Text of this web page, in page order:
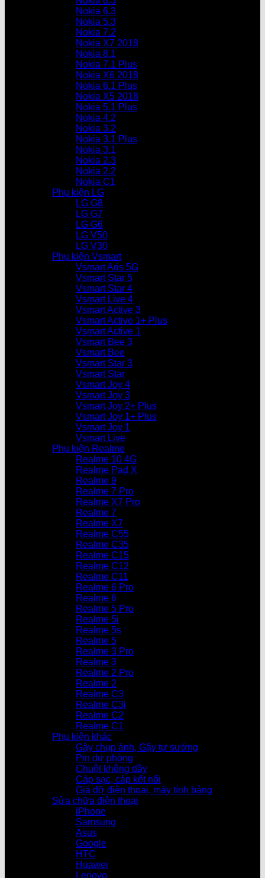
Nokia 6.3
Nokia 5.3
Nokia 7.2
Nokia X7 2018
Nokia 8.1
Nokia 7.1 Plus
Nokia X6 2018
Nokia 6.1 Plus
Nokia X5 2018
Nokia 5.1 Plus
Nokia 4.2
Nokia 3.2
Nokia 3.1 Plus
Nokia 3.1
Nokia 2.3
Nokia 2.2
Nokia C1
Phụ kiện LG
LG G8
LG G7
LG G6
LG V50
LG V30
Phụ kiện Vsmart
Vsmart Aris 5G
Vsmart Star 5
Vsmart Star 4
Vsmart Live 4
Vsmart Active 3
Vsmart Active 1+ Plus
Vsmart Active 1
Vsmart Bee 3
Vsmart Bee
Vsmart Star 3
Vsmart Star
Vsmart Joy 4
Vsmart Joy 3
Vsmart Joy 2+ Plus
Vsmart Joy 1+ Plus
Vsmart Joy 1
Vsmart Live
Phụ kiện Realme
Realme 10 4G
Realme Pad X
Realme 9
Realme 7 Pro
Realme X7 Pro
Realme 7
Realme X7
Realme C55
Realme C35
Realme C15
Realme C12
Realme C11
Realme 6 Pro
Realme 6
Realme 5 Pro
Realme 5i
Realme 5s
Realme 5
Realme 3 Pro
Realme 3
Realme 2 Pro
Realme 2
Realme C3
Realme C3i
Realme C2
Realme C1
Phụ kiện khác
Gậy chụp ảnh, Gậy tự sướng
Pin dự phòng
Chuột không dây
Cáp sạc, cáp kết nối
Giá đỡ điện thoại, máy tính bảng
Sửa chữa điện thoại
iPhone
Samsung
Asus
Google
HTC
Huawei
Lenovo